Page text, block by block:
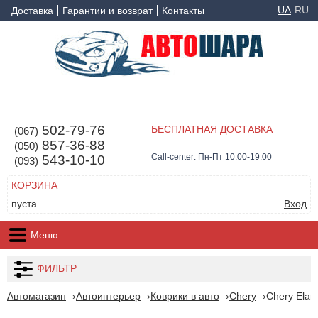
Доставка Гарантии и возврат Контакты UA RU
(067) 502-79-76
(050) 857-36-88
(093) 543-10-10
БЕСПЛАТНАЯ ДОСТАВКА
Call-center: Пн-Пт 10.00-19.00
КОРЗИНА
пуста
Вход
Меню
ФИЛЬТР
Автомагазин Автоинтерьер Коврики в авто Chery Chery